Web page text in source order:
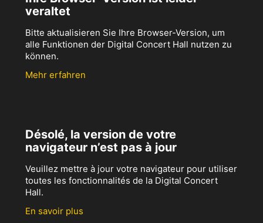
veraltet
Bitte aktualisieren Sie Ihre Browser-Version, um
alle Funktionen der Digital Concert Hall nutzen zu
können.
Mehr erfahren
Désolé, la version de votre
navigateur n’est pas à jour
Veuillez mettre à jour votre navigateur pour utiliser
toutes les fonctionnalités de la Digital Concert
Hall.
En savoir plus